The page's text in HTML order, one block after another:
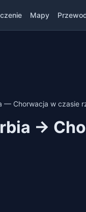
Mapy
— Chorwacja w czasie
→